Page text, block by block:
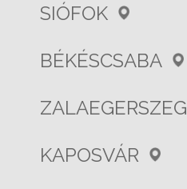
SIÓFOK
BÉKÉSCSABA
ZALAEGERSZEG
KAPOSVÁR